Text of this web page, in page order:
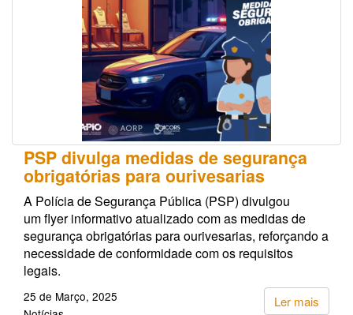
PSP divulga medidas de segurança
obrigatórias para ourivesarias
A Polícia de Segurança Pública (PSP) divulgou
um flyer informativo atualizado com as medidas de
segurança obrigatórias para ourivesarias, reforçando a
necessidade de conformidade com os requisitos
legais.
Ler mais
25 de Março, 2025